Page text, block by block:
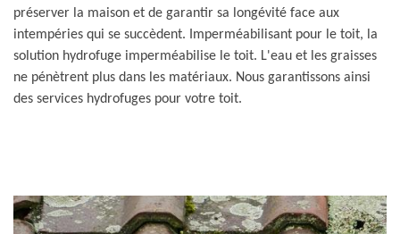
préserver la maison et de garantir sa longévité face aux
intempéries qui se succèdent. Imperméabilisant pour le toit, la
solution hydrofuge imperméabilise le toit. L'eau et les graisses
ne pénètrent plus dans les matériaux. Nous garantissons ainsi
des services hydrofuges pour votre toit.